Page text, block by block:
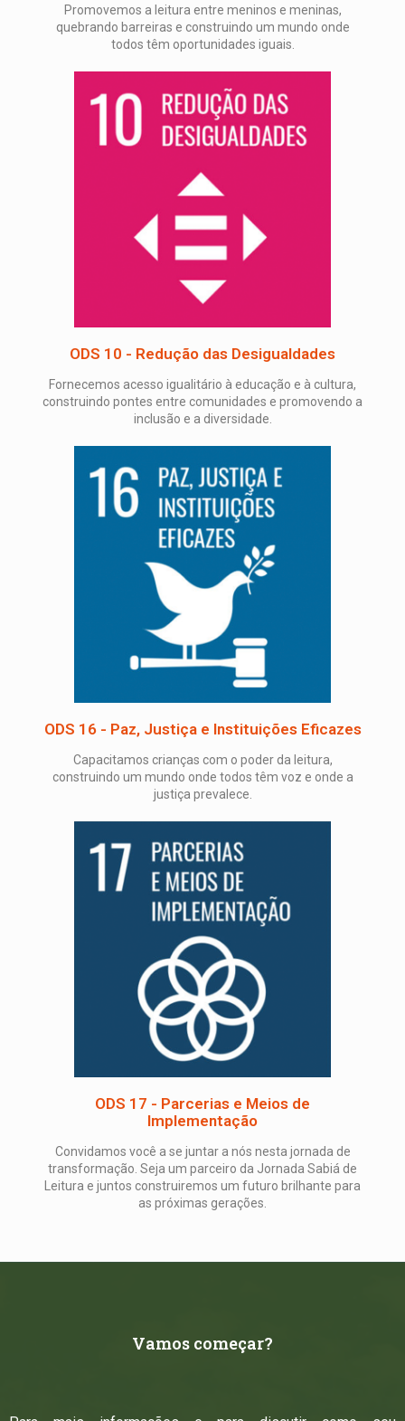
Promovemos a leitura entre meninos e meninas,
quebrando barreiras e construindo um mundo onde
todos têm oportunidades iguais.
ODS 10 - Redução das Desigualdades
Fornecemos acesso igualitário à educação e à cultura,
construindo pontes entre comunidades e promovendo a
inclusão e a diversidade.
ODS 16 - Paz, Justiça e Instituições Eficazes
Capacitamos crianças com o poder da leitura,
construindo um mundo onde todos têm voz e onde a
justiça prevalece.
ODS 17 - Parcerias e Meios de
Implementação
Convidamos você a se juntar a nós nesta jornada de
transformação. Seja um parceiro da Jornada Sabiá de
Leitura e juntos construiremos um futuro brilhante para
as próximas gerações.
Vamos começar?